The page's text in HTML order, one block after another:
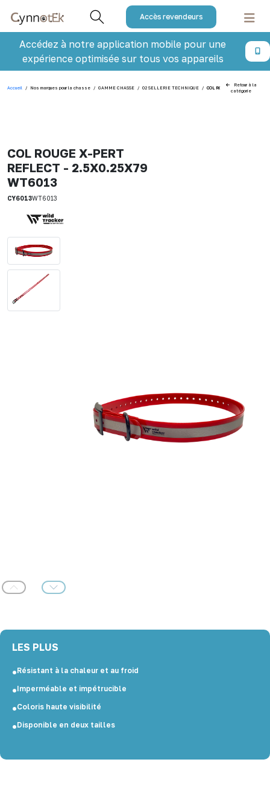
Accès revendeurs
Accédez à notre application mobile pour une
expérience optimisée sur tous vos appareils
Accueil / Nos marques pour la chasse / GAMME CHASSE / 02 SELLERIE TECHNIQUE / COL ROUGE X-PERT
Retour à la
catégorie
COL ROUGE X-PERT
REFLECT - 2.5X0.25X79
WT6013
CY6013WT6013
Précédent Suivant
LES PLUS
Résistant à la chaleur et au froid
Imperméable et impétrucible
Coloris haute visibilité
Disponible en deux tailles